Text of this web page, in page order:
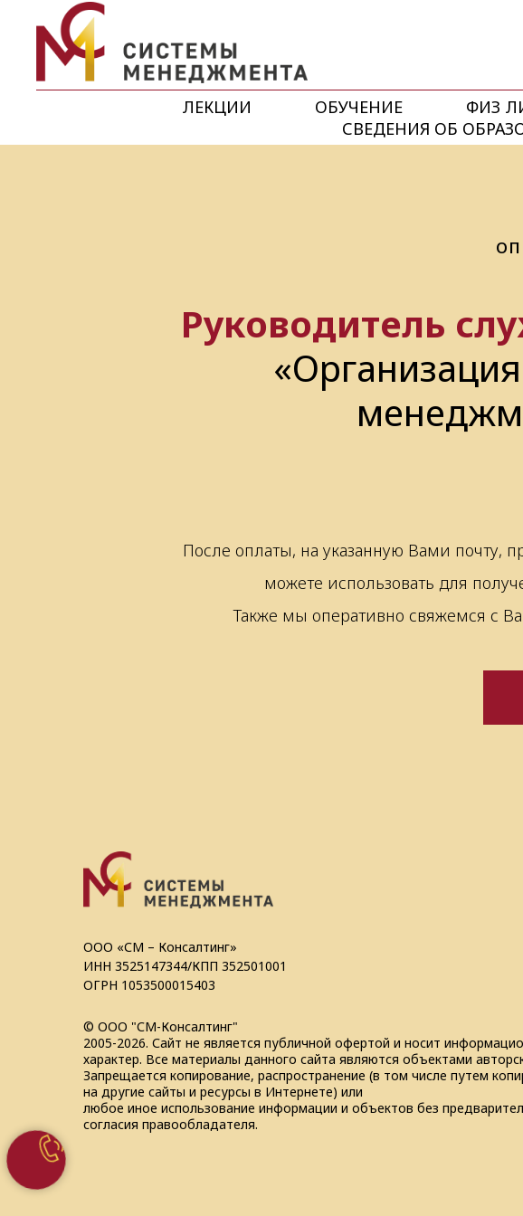
ЛЕКЦИИ ОБУЧЕНИЕ ФИЗ
СВЕДЕНИЯ ОБ
Руководитель
После оплаты, на указанную Вами почту,
можете использовать для
Также мы оперативно свяжемся с
© ООО "СМ-Консалтинг"
2005-2026. Сайт не является публичной офертой и носит
характер. Все материалы данного сайта являются объектами
Запрещается копирование, распространение (в том числе путем
на другие сайты и ресурсы в Интернете) или
любое иное использование информации и объектов без
согласия правообладателя.
ООО «СМ – Консалтинг»
ИНН 3525147344/КПП 352501001
ОГРН 1053500015403